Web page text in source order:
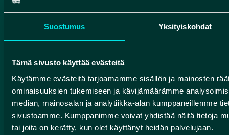
Suostumus Yksityiskohdat
Tämä sivusto käyttää evästeitä
Käytämme evästeitä tarjoamamme sisällön ja mainosten
ominaisuuksien tukemiseen ja kävijämäärämme
median, mainosalan ja analytiikka-alan kumppaneillemme
sivustoamme. Kumppanimme voivat yhdistää näitä tietoja
tai joita on kerätty, kun olet käyttänyt heidän palvelujaan.
91500 Muhos
Tilaa Geoparkin uutiskirje
Facebook
Instagram
YouTube